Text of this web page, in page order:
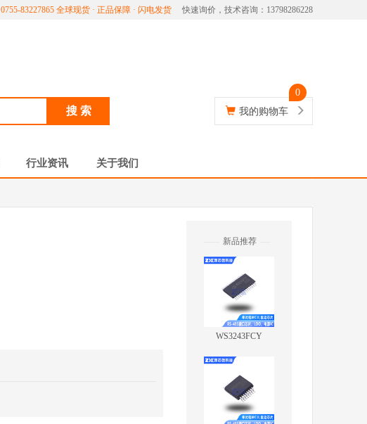
0755-83227865 全球现货 · 正品保障 · 闪电发货 快速询价，技术咨询：13798286228
搜 索
0
我的购物车
行业资讯 关于我们
新品推荐
WS3243FCY